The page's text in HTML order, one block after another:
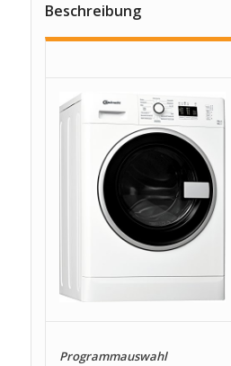
Beschreibung
Programmauswahl